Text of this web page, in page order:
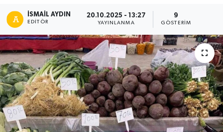
İSMAIL AYDIN
EDITÖR
20.10.2025 - 13:27
YAYINLANMA
9
GÖSTERIM